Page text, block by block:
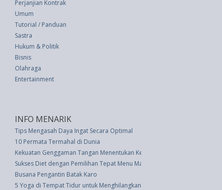
Perjanjian Kontrak
Umum
Tutorial / Panduan
Sastra
Hukum & Politik
Bisnis
Olahraga
Entertainment
INFO MENARIK
Tips Mengasah Daya Ingat Secara Optimal
10 Permata Termahal di Dunia
Kekuatan Genggaman Tangan Menentukan Kesuksesan Masa Depan
Sukses Diet dengan Pemilihan Tepat Menu Makan Siang
Busana Pengantin Batak Karo
5 Yoga di Tempat Tidur untuk Menghilangkan Sakit Leher dan Bahu